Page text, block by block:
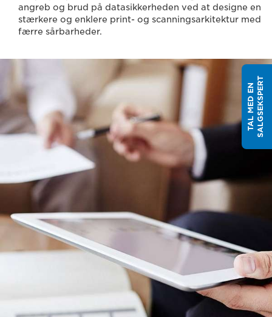
angreb og brud på datasikkerheden ved at designe en
stærkere og enklere print- og scanningsarkitektur med
færre sårbarheder.
T
A
L
M
E
D
E
N
S
A
L
G
S
E
K
S
P
E
RT